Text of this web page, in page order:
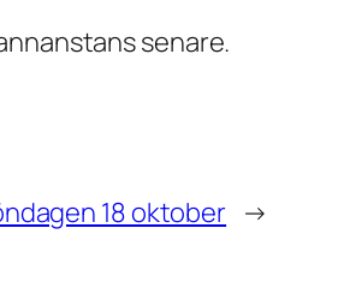
senare.
18 oktober →